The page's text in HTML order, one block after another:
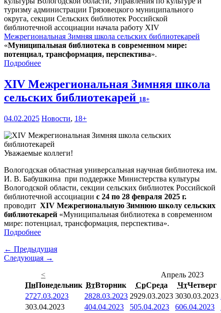
туризму администрации Грязовецкого муниципального
округа, секции Сельских библиотек Российской
библиотечной ассоциации начала работу XIV
Межрегиональная Зимняя школа сельских библиотекарей
«Муниципальная библиотека в современном мире:
потенциал, трансформация, перспектива».
Подробнее
XIV Межрегиональная Зимняя школа
сельских библиотекарей 18+
04.02.2025 Новости, 18+
Уважаемые коллеги!
Вологодская областная универсальная научная библиотека им.
И. В. Бабушкина при поддержке Министерства культуры
Вологодской области, секции сельских библиотек Российской
библиотечной ассоциации с 24 по 28 февраля 2025 г.
проводит XIV Межрегиональную Зимнюю школу сельских
библиотекарей «Муниципальная библиотека в современном
мире: потенциал, трансформация, перспектива».
Подробнее
← Предыдущая
Следующая →
<
Апрель 2023
ПнПонедельник ВтВторник СрСреда ЧтЧетверг
2727.03.2023 2828.03.2023 2929.03.2023 3030.03.2023
303.04.2023 404.04.2023 505.04.2023 606.04.2023